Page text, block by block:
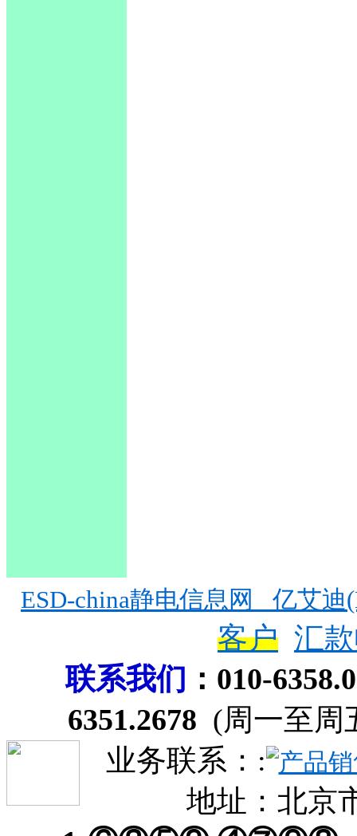
ESD-china静电信息网 亿艾迪
客户 汇
联系我们 ： 010-
6351.2678 (周一至周
业务联系：:
地址：北京